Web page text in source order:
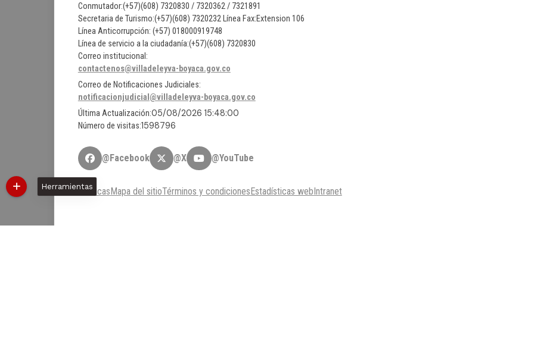
Conmutador:(+57)(608) 7320830 / 7320362 / 7321891
Secretaria de Turismo:(+57)(608) 7320232 Línea Fax:Extension 106
Línea Anticorrupción: (+57) 018000919748
Línea de servicio a la ciudadanía:(+57)(608) 7320830
Correo institucional:
contactenos@villadeleyva-boyaca.gov.co
Correo de Notificaciones Judiciales:
notificacionjudicial@villadeleyva-boyaca.gov.co
Última Actualización:05/08/2026 15:48:00
Número de visitas:1598796
@Facebook @X @YouTube
Políticas Mapa del sitioTérminos y condiciones Estadísticas web Intranet
Herramientas